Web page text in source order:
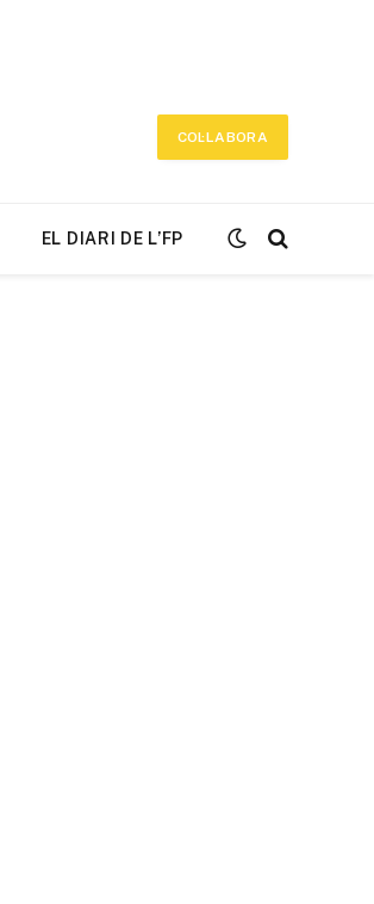
COL·LABORA
EL DIARI DE L’FP